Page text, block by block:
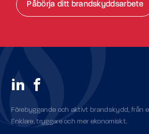
Påbörja ditt brandskyddsarbete
Förebyggande och aktivt brandskydd, från
Enklare, tryggare och mer ekonomiskt.